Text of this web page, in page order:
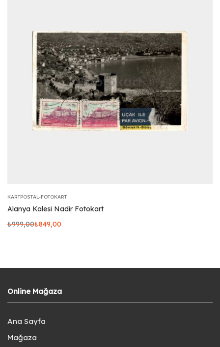
KARTPOSTAL-FOTOKART
Alanya Kalesi Nadir Fotokart
₺999,00₺849,00
Online Mağaza
Ana Sayfa
Mağaza